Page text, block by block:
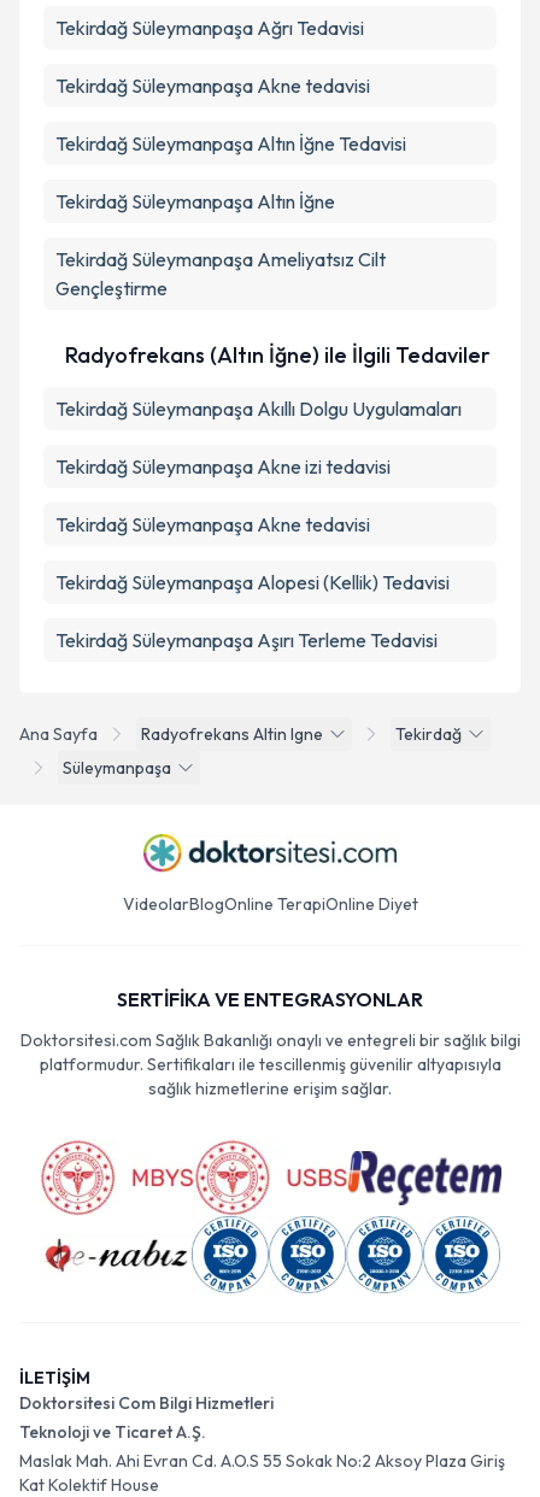
Ana Sayfa Radyofrekans Altin Igne
Tekirdağ
Süleymanpaşa
Tekirdağ Süleymanpaşa Ağrı Tedavisi
Tekirdağ Süleymanpaşa Akne tedavisi
Tekirdağ Süleymanpaşa Altın İğne Tedavisi
Tekirdağ Süleymanpaşa Altın İğne
Tekirdağ Süleymanpaşa Ameliyatsız Cilt
Gençleştirme
Radyofrekans (Altın İğne) ile İlgili Tedaviler
Tekirdağ Süleymanpaşa Akıllı Dolgu Uygulamaları
Tekirdağ Süleymanpaşa Akne izi tedavisi
Tekirdağ Süleymanpaşa Akne tedavisi
Tekirdağ Süleymanpaşa Alopesi (Kellik) Tedavisi
Tekirdağ Süleymanpaşa Aşırı Terleme Tedavisi
VideolarBlogOnline TerapiOnline Diyet
SERTİFİKA VE ENTEGRASYONLAR
Doktorsitesi.com Sağlık Bakanlığı onaylı ve entegreli bir sağlık bilgi
platformudur. Sertifikaları ile tescillenmiş güvenilir altyapısıyla
sağlık hizmetlerine erişim sağlar.
İLETİŞİM
Doktorsitesi Com Bilgi Hizmetleri
Teknoloji ve Ticaret A.Ş.
Maslak Mah. Ahi Evran Cd. A.O.S 55 Sokak No:2 Aksoy Plaza Giriş
Kat Kolektif House